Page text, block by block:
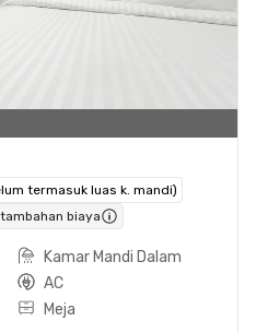
termasuk luas k. mandi)
biaya
Kamar Mandi Dalam
AC
Meja